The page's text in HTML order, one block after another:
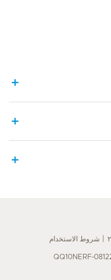
شروط الاستخدام